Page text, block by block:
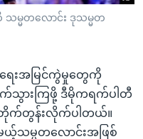
မ္မတလောင်း ဒုသမ္မတ
ေးအမြင်ကွဲမှုတွေကို
ားကြဖို့ ဒီမိုကရက်ပါတီ
တိုက်တွန်းလိုက်ပါတယ်။
ယ့်သမ္မတလောင်းအဖြစ်